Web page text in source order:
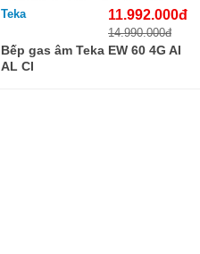
Teka 11.992.000đ
14.990.000đ
Bếp gas âm Teka EW 60 4G AI
AL CI